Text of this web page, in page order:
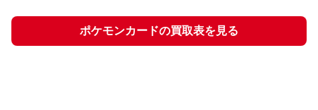
ポケモンカードの買取表を見る